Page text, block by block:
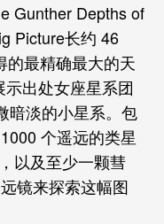
Gunther Depths of
Picture长约 46
的最精确最大的天
出处女座星系团
暗淡的小星系。包
个遥远的类星
以及至少一颗彗
镜来探索这幅图